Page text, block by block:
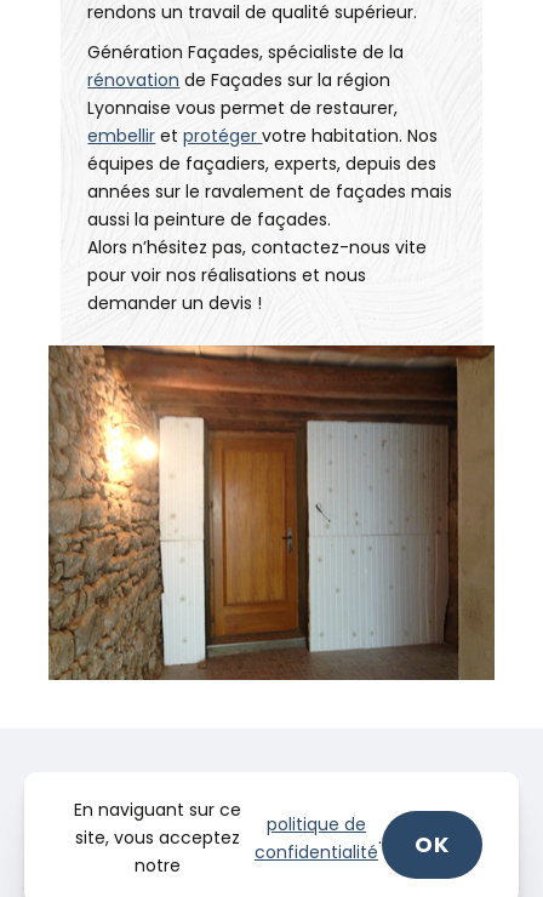
En naviguant sur ce
site, vous acceptez
notre
politique de
confidentialité
. OK
rendons un travail de qualité supérieur.
Génération Façades, spécialiste de la
rénovation de Façades sur la région
Lyonnaise vous permet de restaurer,
embellir etprotégervotre habitation. Nos
équipes de façadiers, experts, depuis des
années sur le ravalement de façades mais
aussi la peinture de façades.
Alors n’hésitez pas, contactez-nous vite
pour voir nos réalisations et nous
demander un devis !